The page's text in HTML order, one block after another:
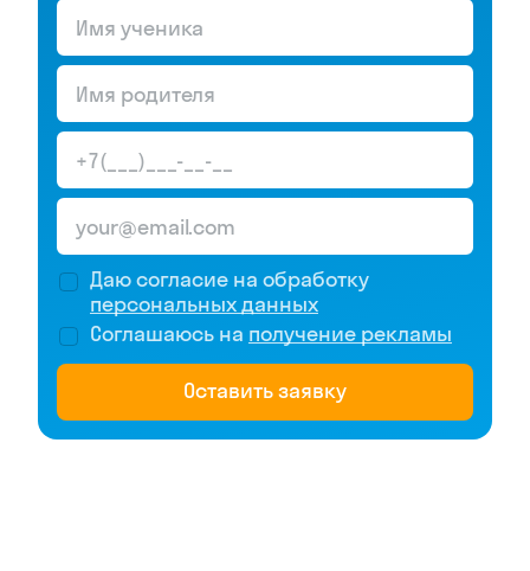
Даю согласие на обработку
персональных данных
Соглашаюсь на получение рекламы
Оставить заявку